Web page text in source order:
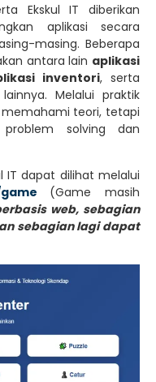
Ekskul IT diberikan
aplikasi secara
masing. Beberapa
antara lain aplikasi
inventori, serta
Melalui praktik
teori, tetapi
solving dan
IT dapat dilihat melalui
game (Game masih
web, sebagian
sebagian lagi dapat